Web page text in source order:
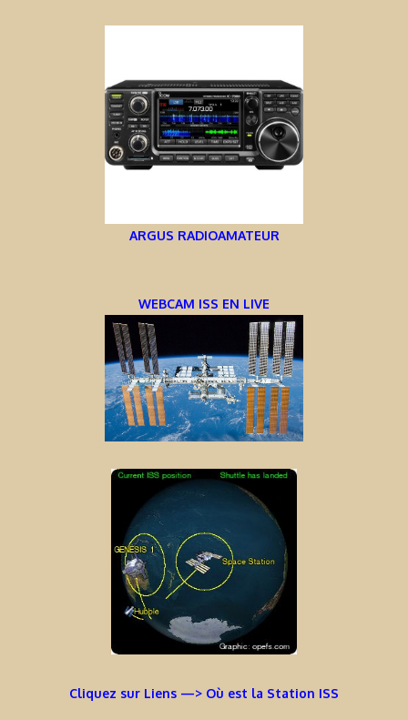
ARGUS RADIOAMATEUR
WEBCAM ISS EN LIVE
Cliquez sur Liens —> Où est la Station ISS